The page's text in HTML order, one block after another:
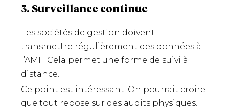
3. Surveillance continue
Les sociétés de gestion doivent
transmettre régulièrement des données à
l’AMF. Cela permet une forme de suivi à
distance.
Ce point est intéressant. On pourrait croire
que tout repose sur des audits physiques.